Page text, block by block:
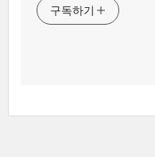
구독하기